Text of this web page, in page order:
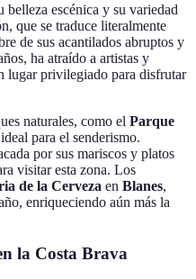
belleza escénica y su variedad
que se traduce literalmente
de sus acantilados abruptos y
ha atraído a artistas y
lugar privilegiado para disfrutar
naturales, como el Parque
para el senderismo.
por sus mariscos y platos
visitar esta zona. Los
de la Cerveza en Blanes,
enriqueciendo aún más la
la Costa Brava